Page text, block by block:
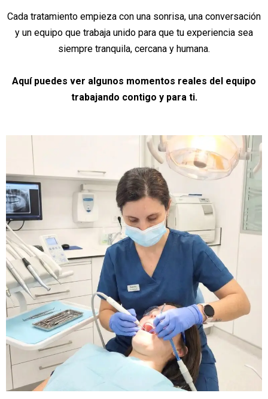
Cada tratamiento empieza con una sonrisa, una conversación
y un equipo que trabaja unido para que tu experiencia sea
siempre tranquila, cercana y humana.
Aquí puedes ver algunos momentos reales del equipo
trabajando contigo y para ti.